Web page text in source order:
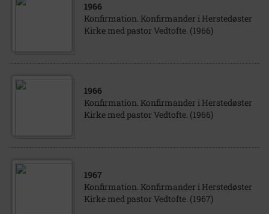
1966
Konfirmation. Konfirmander i Herstedøster
Kirke med pastor Vedtofte. (1966)
1966
Konfirmation. Konfirmander i Herstedøster
Kirke med pastor Vedtofte. (1966)
1967
Konfirmation. Konfirmander i Herstedøster
Kirke med pastor Vedtofte. (1967)